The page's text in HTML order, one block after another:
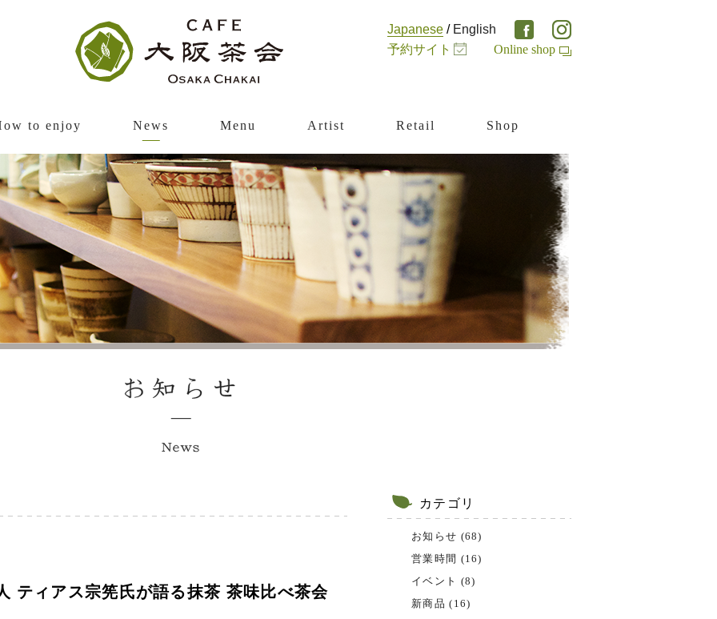
to enjoy News Menu Artist Retail Shop
Japanese / English
予約サイト
Online shop
ティアス宗筅氏が語る抹茶 茶味比べ茶会
カテゴリ
お知らせ (68)
営業時間 (16)
イベント (8)
新商品 (16)